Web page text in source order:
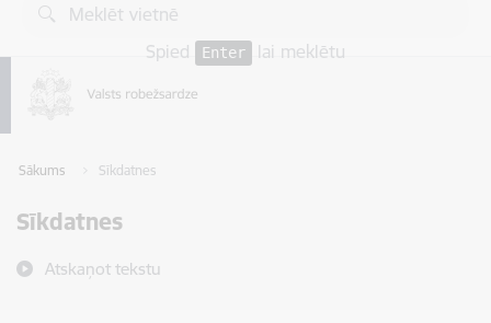
Pāriet uz lapas saturu
Spied
Enter lai meklētu
Sākums Sīkdatnes
Sīkdatnes
Atskaņot tekstu